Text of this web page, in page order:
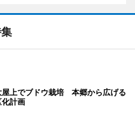
屋上でブドウ栽培 本郷から広げる
化計画